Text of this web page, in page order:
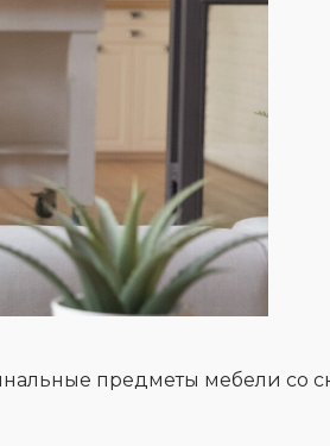
предметы мебели со